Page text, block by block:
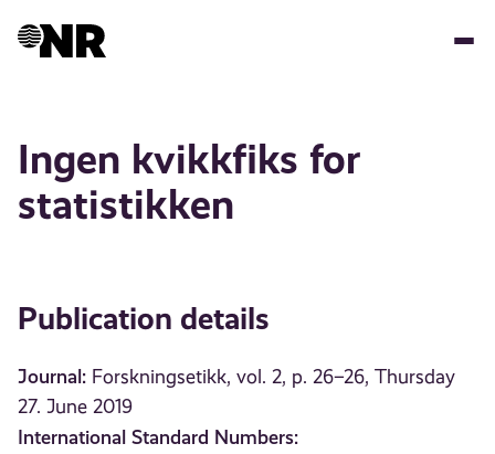
Ingen kvikkfiks for
statistikken
Publication details
Journal: Forskningsetikk, vol. 2, p. 26–26, Thursday
27. June 2019
International Standard Numbers: